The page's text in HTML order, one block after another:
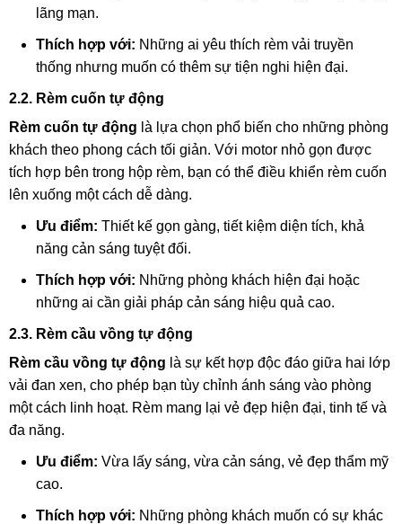
lãng mạn.
Thích hợp với: Những ai yêu thích rèm vải truyền
thống nhưng muốn có thêm sự tiện nghi hiện đại.
2.2. Rèm cuốn tự động
Rèm cuốn tự động là lựa chọn phổ biến cho những phòng
khách theo phong cách tối giản. Với motor nhỏ gọn được
tích hợp bên trong hộp rèm, bạn có thể điều khiển rèm cuốn
lên xuống một cách dễ dàng.
Ưu điểm: Thiết kế gọn gàng, tiết kiệm diện tích, khả
năng cản sáng tuyệt đối.
Thích hợp với: Những phòng khách hiện đại hoặc
những ai cần giải pháp cản sáng hiệu quả cao.
2.3. Rèm cầu vồng tự động
Rèm cầu vồng tự động là sự kết hợp độc đáo giữa hai lớp
vải đan xen, cho phép bạn tùy chỉnh ánh sáng vào phòng
một cách linh hoạt. Rèm mang lại vẻ đẹp hiện đại, tinh tế và
đa năng.
Ưu điểm: Vừa lấy sáng, vừa cản sáng, vẻ đẹp thẩm mỹ
cao.
Thích hợp với: Những phòng khách muốn có sự khác